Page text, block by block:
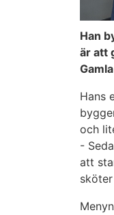
Han
är att
Hans
och
-
att